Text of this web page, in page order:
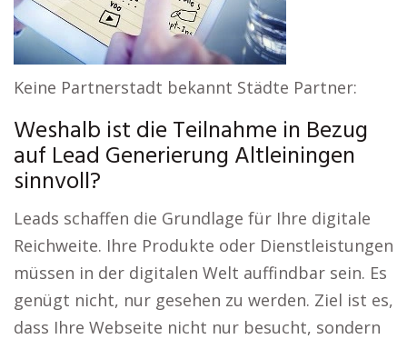
Keine Partnerstadt bekannt Städte Partner:
Weshalb ist die Teilnahme in Bezug
auf Lead Generierung Altleiningen
sinnvoll?
Leads schaffen die Grundlage für Ihre digitale
Reichweite. Ihre Produkte oder Dienstleistungen
müssen in der digitalen Welt auffindbar sein. Es
genügt nicht, nur gesehen zu werden. Ziel ist es,
dass Ihre Webseite nicht nur besucht, sondern